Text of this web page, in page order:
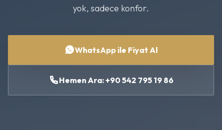
yok, sadece konfor.
WhatsApp ile Fiyat Al
Hemen Ara: +90 542 795 19 86